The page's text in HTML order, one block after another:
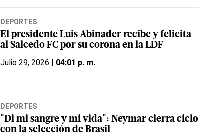
DEPORTES
El presidente Luis Abinader recibe y felicita
al Salcedo FC por su corona en la LDF
Julio 29, 2026 | 04:01 p. m.
DEPORTES
"Di mi sangre y mi vida": Neymar cierra ciclo
con la selección de Brasil